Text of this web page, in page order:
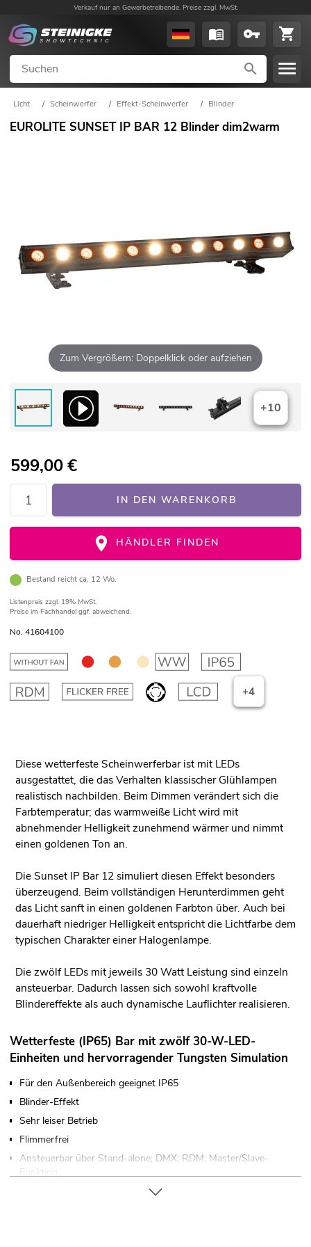
Verkauf nur an Gewerbetreibende. Preise zzgl. MwSt.
Licht / Scheinwerfer / Effekt-Scheinwerfer / Blinder
EUROLITE SUNSET IP BAR 12 Blinder dim2warm
Zum Vergrößern: Doppelklick oder aufziehen
+10
599,00€
IN DEN WARENKORB
HÄNDLER FINDEN
Bestand reicht ca. 12 Wo.
Listenpreis zzgl. 19% MwSt.
Preise im Fachhandel ggf. abweichend.
No. 41604100
+4
Diese wetterfeste Scheinwerferbar ist mit LEDs
ausgestattet, die das Verhalten klassischer Glühlampen
realistisch nachbilden. Beim Dimmen verändert sich die
Farbtemperatur; das warmweiße Licht wird mit
abnehmender Helligkeit zunehmend wärmer und nimmt
einen goldenen Ton an.
Die Sunset IP Bar 12 simuliert diesen Effekt besonders
überzeugend. Beim vollständigen Herunterdimmen geht
das Licht sanft in einen goldenen Farbton über. Auch bei
dauerhaft niedriger Helligkeit entspricht die Lichtfarbe dem
typischen Charakter einer Halogenlampe.
Die zwölf LEDs mit jeweils 30 Watt Leistung sind einzeln
ansteuerbar. Dadurch lassen sich sowohl kraftvolle
Blindereffekte als auch dynamische Lauflichter realisieren.
Wetterfeste (IP65) Bar mit zwölf 30-W-LED-
Einheiten und hervorragender Tungsten Simulation
Für den Außenbereich geeignet IP65
Blinder-Effekt
Sehr leiser Betrieb
Flimmerfrei
Ansteuerbar über Stand-alone; DMX; RDM; Master/Slave-
Funktion
5 integrierte Showprogramme